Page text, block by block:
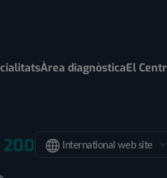
Àrea diagnòsticaEl
International web site